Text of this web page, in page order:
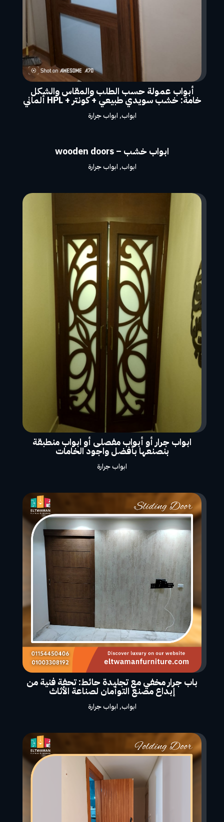
أبواب عمولة حسب الطلب والمقاس والشكل
خامة: خشب سويدي طبيعي + كونتر + HPL ألماني
ابواب, ابواب جرارة
ابواب خشب – wooden doors
ابواب, ابواب جرارة
ابواب جرار أو أبواب مفصلى أو ابواب منطبقة
بنصنعها بأفضل واجود الخامات
ابواب جرارة
باب جرار مخفي مع تجليدة حائط: تحفة فنية من
إبداع مصنع التوأمان لصناعة الأثاث
ابواب, ابواب جرارة